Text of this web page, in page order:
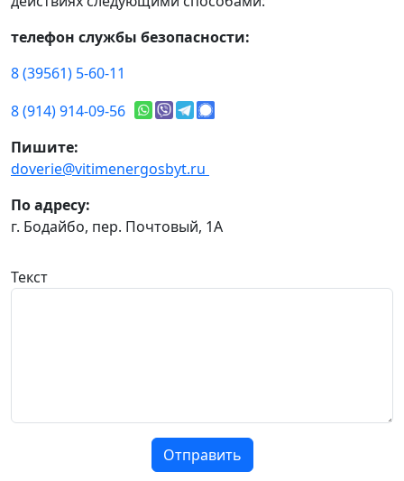
телефон службы безопасности:
8 (39561) 5-60-11
8 (914) 914-09-56
Пишите:
doverie@vitimenergosbyt.ru
По адресу:
г. Бодайбо, пер. Почтовый, 1А
Текст
Отправить